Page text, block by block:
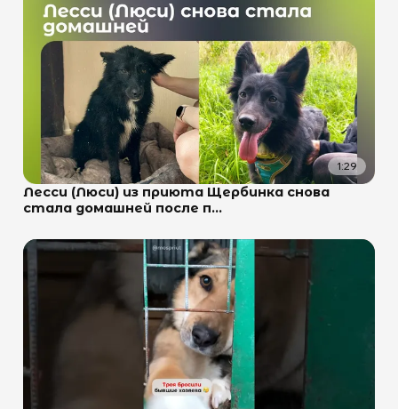
1:29
Лесси (Люси) из приюта Щербинка снова
стала домашней после п...